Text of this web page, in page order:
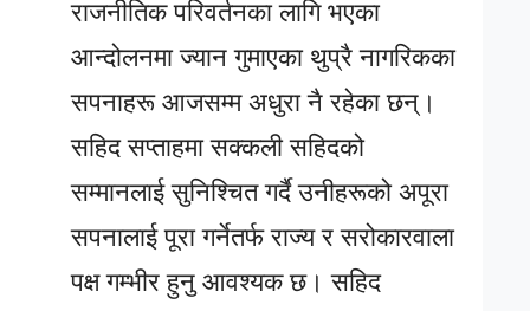
राजनीतिक परिवर्तनका लागि भएका
आन्दोलनमा ज्यान गुमाएका थुप्रै नागरिकका
सपनाहरू आजसम्म अधुरा नै रहेका छन्।
सहिद सप्ताहमा सक्कली सहिदको
सम्मानलाई सुनिश्चित गर्दै उनीहरूको अपूरा
सपनालाई पूरा गर्नेतर्फ राज्य र सरोकारवाला
पक्ष गम्भीर हुनु आवश्यक छ। सहिद